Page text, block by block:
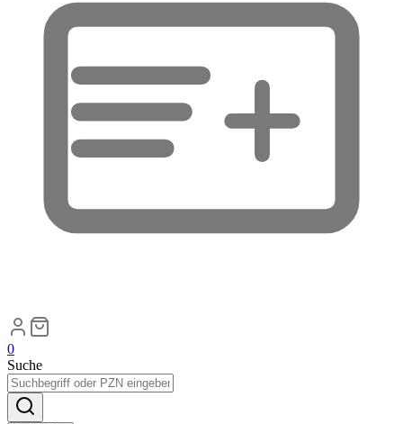
0
Suche